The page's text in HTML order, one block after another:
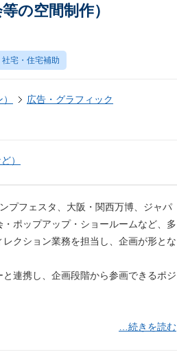
の空間制作）
社宅・住宅補助
広告・グラフィック
）
プフェスタ、大阪・関西万博、ジャパ
ポップアップ・ショールームなど、多
クション業務を担当し、企画が形とな
連携し、企画段階から参画できるポジ
…続きを読む